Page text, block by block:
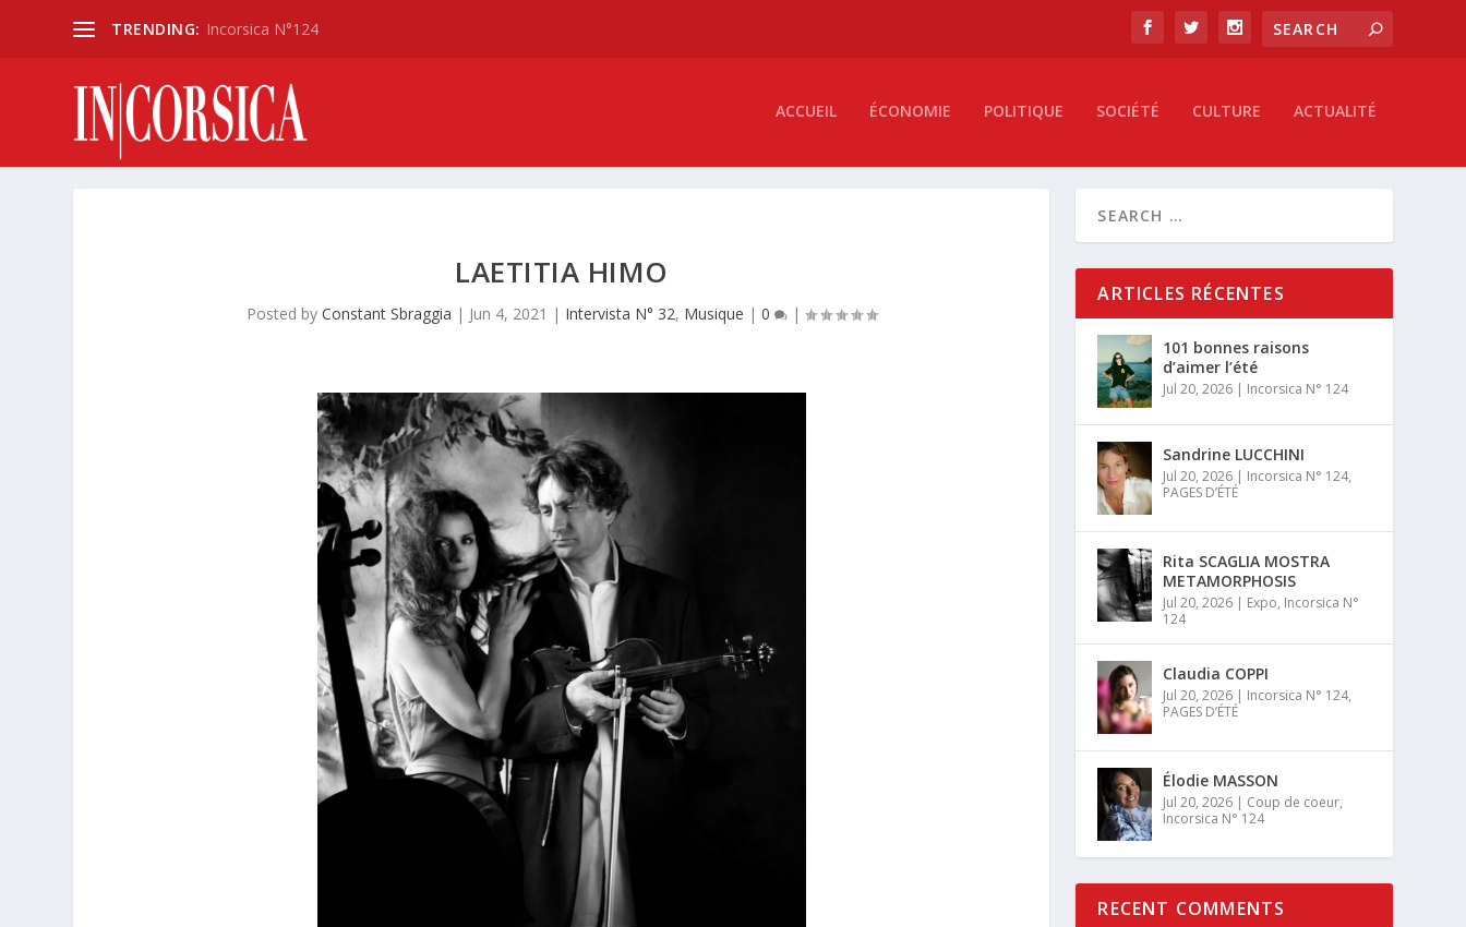
TRENDING: Incorsica N°124
ACCUEIL ÉCONOMIE POLITIQUE SOCIÉTÉ CULTURE ACTUALITÉ
LAETITIA HIMO
Posted by Constant Sbraggia | Jun 4, 2021 | Intervista N° 32, Musique | 0 |
ARTICLES RÉCENTES
101 bonnes raisons
d’aimer l’été
Jul 20, 2026 | Incorsica N° 124
Sandrine LUCCHINI
Jul 20, 2026 | Incorsica N° 124,
PAGES D’ÉTÉ
Rita SCAGLIA MOSTRA
METAMORPHOSIS
Jul 20, 2026 | Expo, Incorsica N°
124
Claudia COPPI
Jul 20, 2026 | Incorsica N° 124,
PAGES D’ÉTÉ
Élodie MASSON
Jul 20, 2026 | Coup de coeur,
Incorsica N° 124
RECENT COMMENTS